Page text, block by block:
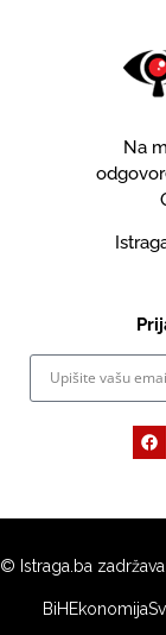
Na
© Istraga.ba
BiHEkonomija